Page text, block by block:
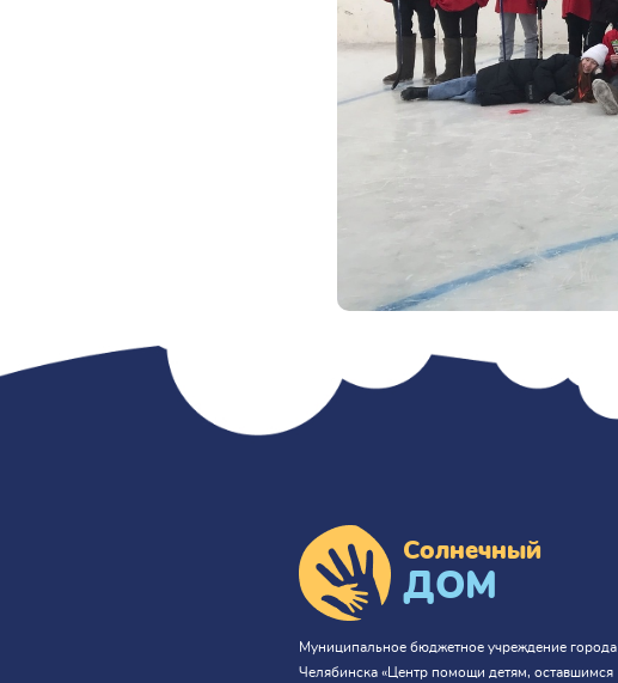
Солнечный
ДОМ
Муниципальное бюджетное учреждение города
Челябинска «Центр помощи детям, оставшимся